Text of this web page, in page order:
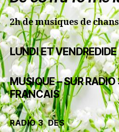
2h de musiques de
LUNDI ET
MUSIQUE –SUR RADIO
FRANCAIS
RADIO 3 DES